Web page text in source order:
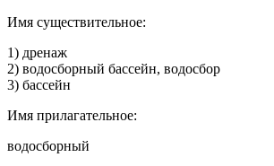
Имя cуществительное:
1) дренаж
2) водосборный бассейн, водосбор
3) бассейн
Имя прилагательное:
водосборный